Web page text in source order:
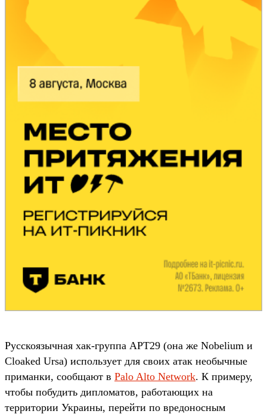
Русскоязычная хак-группа APT29 (она же Nobelium и
Cloaked Ursa) использует для своих атак необычные
приманки, сообщают в Palo Alto Network. К примеру,
чтобы побудить дипломатов, работающих на
территории Украины, перейти по вредоносным